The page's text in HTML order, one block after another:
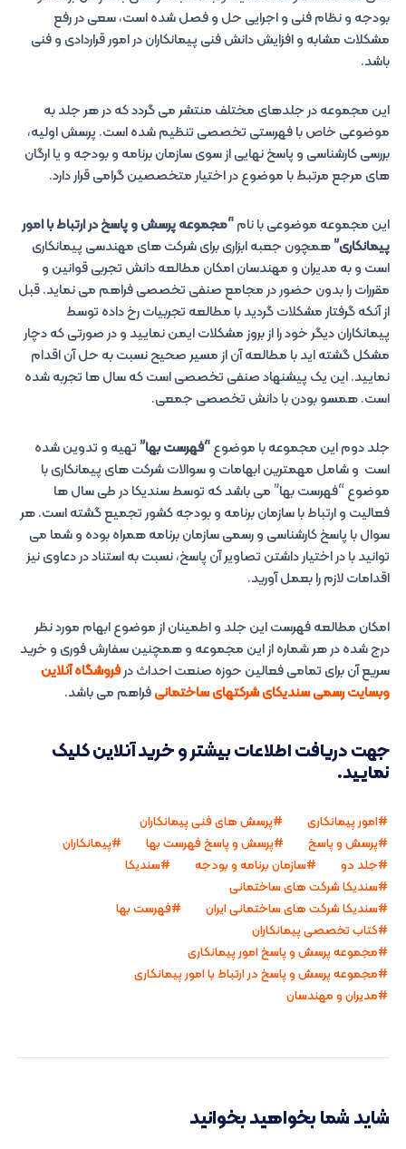
بودجه و نظام فنی و اجرایی حل و فصل شده است، سعی در رفع
مشکلات مشابه و افزایش دانش فنی پیمانکاران در امور قراردادی و فنی
باشد.
این مجموعه در جلدهای مختلف منتشر می گردد که در هر جلد به
موضوعی خاص با فهرستی تخصصی تنظیم شده است. پرسش اولیه،
بررسی کارشناسی و پاسخ نهایی از سوی سازمان برنامه و بودجه و یا ارگان
های مرجع مرتبط با موضوع در اختیار متخصصین گرامی قرار دارد.
این مجموعه موضوعی با نام“مجموعه پرسش و پاسخ در ارتباط با امور
پیمانکاری”همچون جعبه ابزاری برای شرکت های مهندسی پیمانکاری
است و به مدیران و مهندسان امکان مطالعه دانش تجربی قوانین و
مقررات را بدون حضور در مجامع صنفی تخصصی فراهم می نماید. قبل
از آنکه گرفتار مشکلات گردید با مطالعه تجربیات رخ داده توسط
پیمانکاران دیگر خود را از بروز مشکلات ایمن نمایید و در صورتی که دچار
مشکل گشته اید با مطالعه آن از مسیر صحیح نسبت به حل آن اقدام
نمایید. این یک پیشنهاد صنفی تخصصی است که سال ها تجربه شده
است. همسو بودن با دانش تخصصی جمعی.
جلد دوم این مجموعه با موضوع“فهرست بها” تهیه و تدوین شده
است و شامل مهمترین ابهامات و سوالات شرکت های پیمانکاری با
موضوع “فهرست بها” می باشد که توسط سندیکا در طی سال ها
فعالیت و ارتباط با سازمان برنامه و بودجه کشور تجمیع گشته است. هر
سوال با پاسخ کارشناسی و رسمی سازمان برنامه همراه بوده و شما می
توانید با در اختیار داشتن تصاویر آن پاسخ، نسبت به استناد در دعاوی نیز
اقدامات لازم را بعمل آورید.
امکان مطالعه فهرست این جلد و اطمینان از موضوع ابهام مورد نظر
درج شده در هر شماره از این مجموعه و همچنین سفارش فوری و خرید
سریع آن برای تمامی فعالین حوزه صنعت احداث درفروشگاه آنلاین
وبسایت رسمی سندیکای شرکتهای ساختمانیفراهم می باشد.
جهت دریافت اطلاعات بیشتر و خرید آنلاین کلیک
نمایید.
امور پیمانکاری
پرسش های فنی پیمانکاران
پرسش و پاسخ
پرسش و پاسخ فهرست بها
پیمانکاران
جلد دو
سازمان برنامه و بودجه
سندیکا
سندیکا شرکت های ساختمانی
سندیکا شرکت های ساختمانی ایران
فهرست بها
کتاب تخصصی پیمانکاران
مجموعه پرسش و پاسخ امور پیمانکاری
مجموعه پرسش و پاسخ در ارتباط با امور پیمانکاری
مدیران و مهندسان
شاید شما بخواهید بخوانید